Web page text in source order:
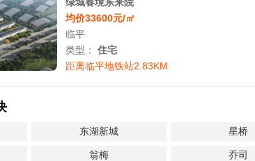
均价33600元/㎡
临平
类型： 住宅
距离临平地铁站2.83KM
东湖新城 星桥
翁梅 乔司